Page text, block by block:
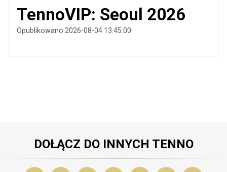
TennoVIP: Seoul 2026
Opublikowano 2026-08-04 13:45:00
DOŁĄCZ DO INNYCH TENNO